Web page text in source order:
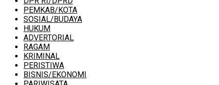
PEMKAB/KOTA
SOSIAL/BUDAYA
HUKUM
ADVERTORIAL
RAGAM
KRIMINAL
PERISTIWA
BISNIS/EKONOMI